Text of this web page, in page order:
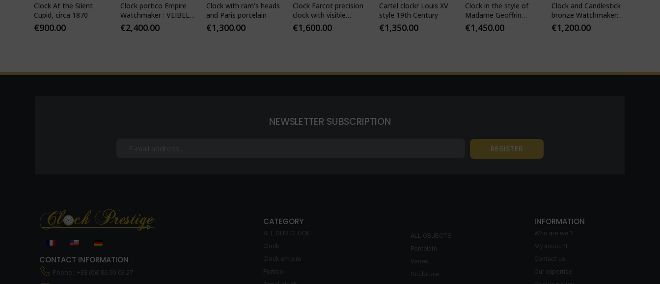
Clock At the Silent
Cupid, circa 1870
€900.00
Clock portico Empire
Watchmaker : VEIBEL
1810
€2,400.00
Clock with ram's heads
and Paris porcelain
€1,300.00
Clock Farcot precision
clock with visible
Brocot escapement
€1,600.00
Cartel clockr Louis XV
style 19th Century
€1,350.00
Clock in the style of
Madame Geoffrin
Watchmaker :
Desfontaines 1850
€1,450.00
Clock and Candlestick
bronze Watchmaker:
Mougin
€1,200.00
NEWSLETTER SUBSCRIPTION
CONTACT INFORMATION
Phone : +33 (0)6 86 90 03 27
CATEGORY
ALL OUR CLOCK
Clock
Clock empire
Portico
ALL OBJECTS
Porcelain
Vases
Sculpture
INFORMATION
Who are we ?
My account
Contact us
Our expertise